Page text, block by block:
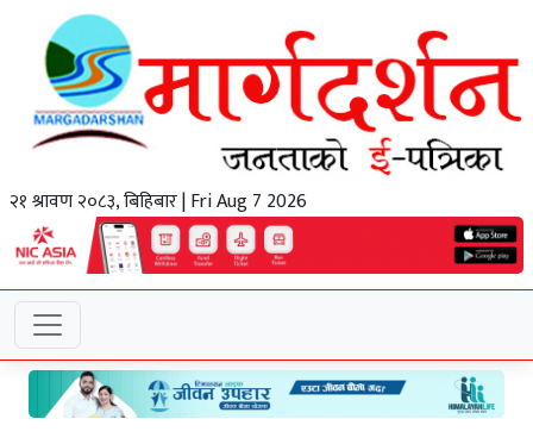
२१ श्रावण २०८३, बिहिबार | Fri Aug 7 2026